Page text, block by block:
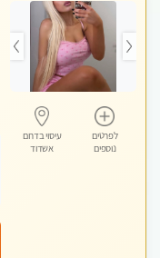
לפרטים
נוספים
עיסוי בדרום
אשדוד